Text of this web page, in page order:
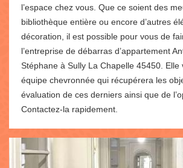
l’espace chez vous. Que ce soient des
bibliothèque entière ou encore d’autres
décoration, il est possible pour vous de
l’entreprise de débarras d’appartement
Stéphane à Sully La Chapelle 45450.
équipe chevronnée qui récupérera les
évaluation de ces derniers ainsi que de
Contactez-la rapidement.